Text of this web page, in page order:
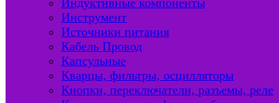
Индуктивные компоненты
Инструмент
Источники питания
Кабель Провод
Капсульные
Кварцы, фильтры, осцилляторы
Кнопки, переключатели, разъемы, реле